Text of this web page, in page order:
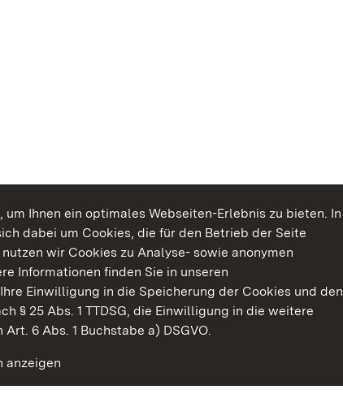
um Ihnen ein optimales Webseiten-Erlebnis zu bieten. In
dabei um Cookies, die für den Betrieb der Seite
wir Cookies zu Analyse- sowie anonymen
Informationen finden Sie in unseren
Ihre Einwilligung in die Speicherung der Cookies und den
§ 25 Abs. 1 TTDSG, die Einwilligung in die weitere
6 Abs. 1 Buchstabe a) DSGVO.
anzeigen